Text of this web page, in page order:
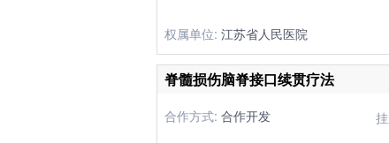
权属单位: 江苏省人民医院
脊髓损伤脑脊接口续贯疗法
合作方式: 合作开发